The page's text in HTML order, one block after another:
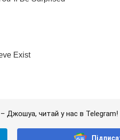
Джошуа, читай у нас в Telegram!